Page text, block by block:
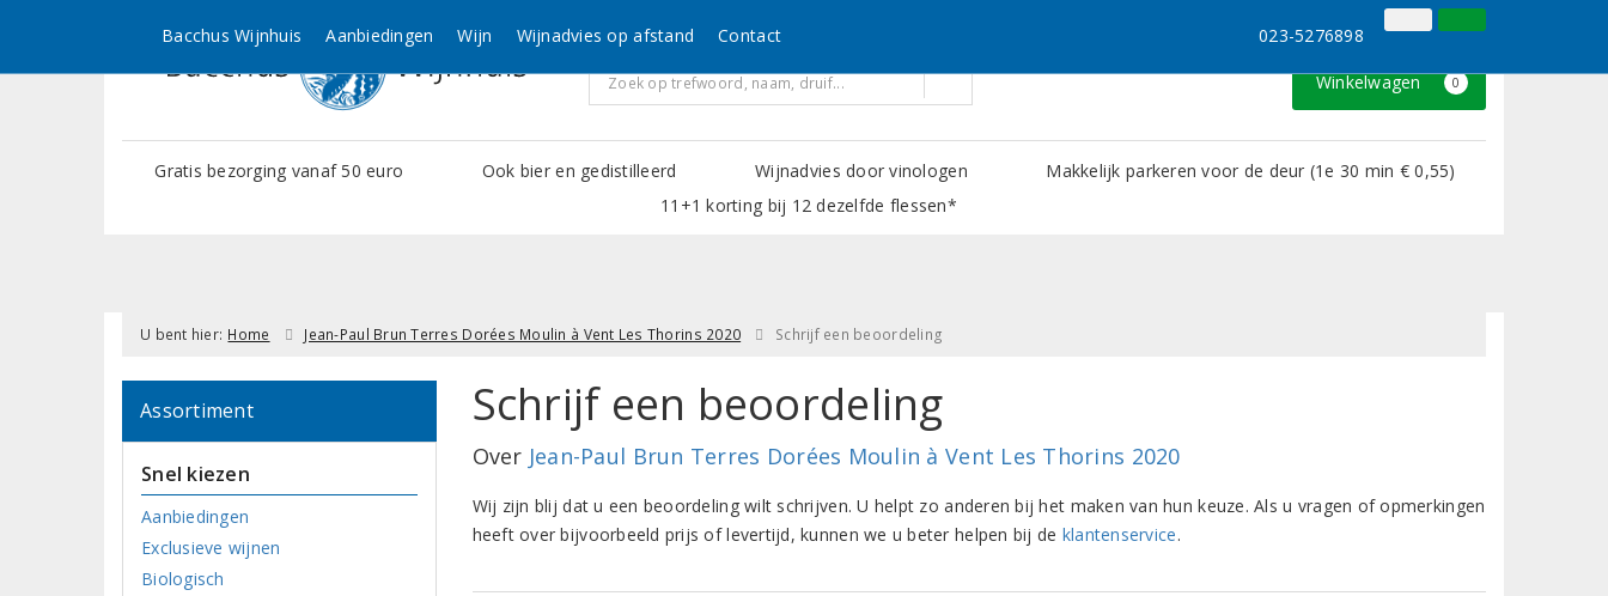
023-5276898 Inloggen Klantenservice
Winkelwagen 0
Gratis bezorging vanaf 50 euro Ook bier en gedistilleerd Wijnadvies door vinologen
Makkelijk parkeren voor de deur (1e 30 min € 0,55)
11+1 korting bij 12 dezelfde flessen*
Bacchus Wijnhuis Aanbiedingen Wijn Wijnadvies op afstand Contact 023-5276898
U bent hier: Home Jean-Paul Brun Terres Dorées Moulin à Vent Les Thorins 2020 Schrijf een beoordeling
Assortiment
Snel kiezen
Aanbiedingen
Exclusieve wijnen
Biologisch
Schrijf een beoordeling
Over Jean-Paul Brun Terres Dorées Moulin à Vent Les Thorins 2020
Wij zijn blij dat u een beoordeling wilt schrijven. U helpt zo anderen bij het maken van hun keuze. Als u vragen of opmerkingen
heeft over bijvoorbeeld prijs of levertijd, kunnen we u beter helpen bij de klantenservice.